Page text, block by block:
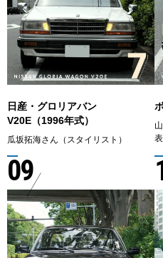
日産・グロリアバン
V20E（1996年式）
瓜坂拓海さん（スタイリスト）
表
09